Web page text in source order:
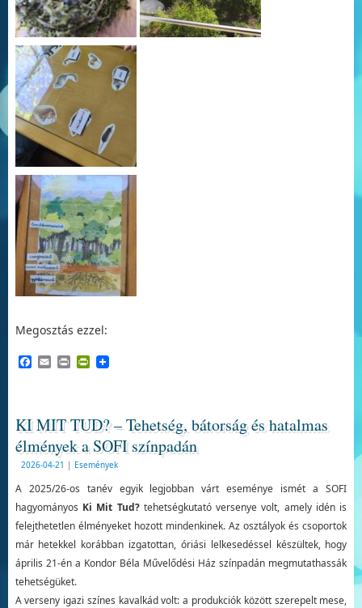
Megosztás ezzel:
Facebook
EmailPrintPrintFriendly
KI MIT TUD? – Tehetség, bátorság és hatalmas
élmények a SOFI színpadán
2026-04-21 | Események
A 2025/26-os tanév egyik legjobban várt eseménye ismét a SOFI
hagyományos Ki Mit Tud?tehetségkutató versenye volt, amely idén is
felejthetetlen élményeket hozott mindenkinek. Az osztályok és csoportok
már hetekkel korábban izgatottan, óriási lelkesedéssel készültek, hogy
április 21-én a Kondor Béla Művelődési Ház színpadán megmutathassák
tehetségüket.
A verseny igazi színes kavalkád volt: a produkciók között szerepelt mese,